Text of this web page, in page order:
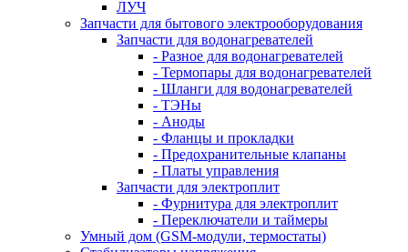
ЛУЧ
Запчасти для бытового электрооборудования
Запчасти для водонагревателей
- Разное для водонагревателей
- Термопары для водонагревателей
- Шланги для водонагревателей
- ТЭНы
- Аноды
- Фланцы и прокладки
- Предохранительные клапаны
- Платы управления
Запчасти для электроплит
- Фурнитура для электроплит
- Переключатели и таймеры
Умный дом (GSM-модули, термостаты)